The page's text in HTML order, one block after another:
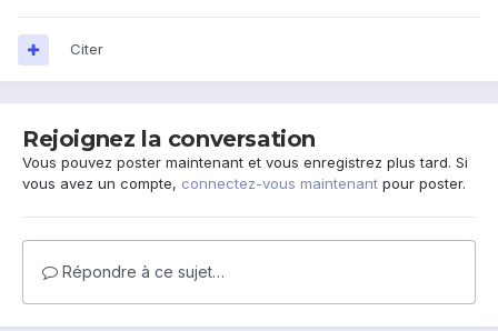
Citer
Rejoignez la conversation
Vous pouvez poster maintenant et vous enregistrez plus tard. Si
vous avez un compte, connectez-vous maintenant pour poster.
Répondre à ce sujet…